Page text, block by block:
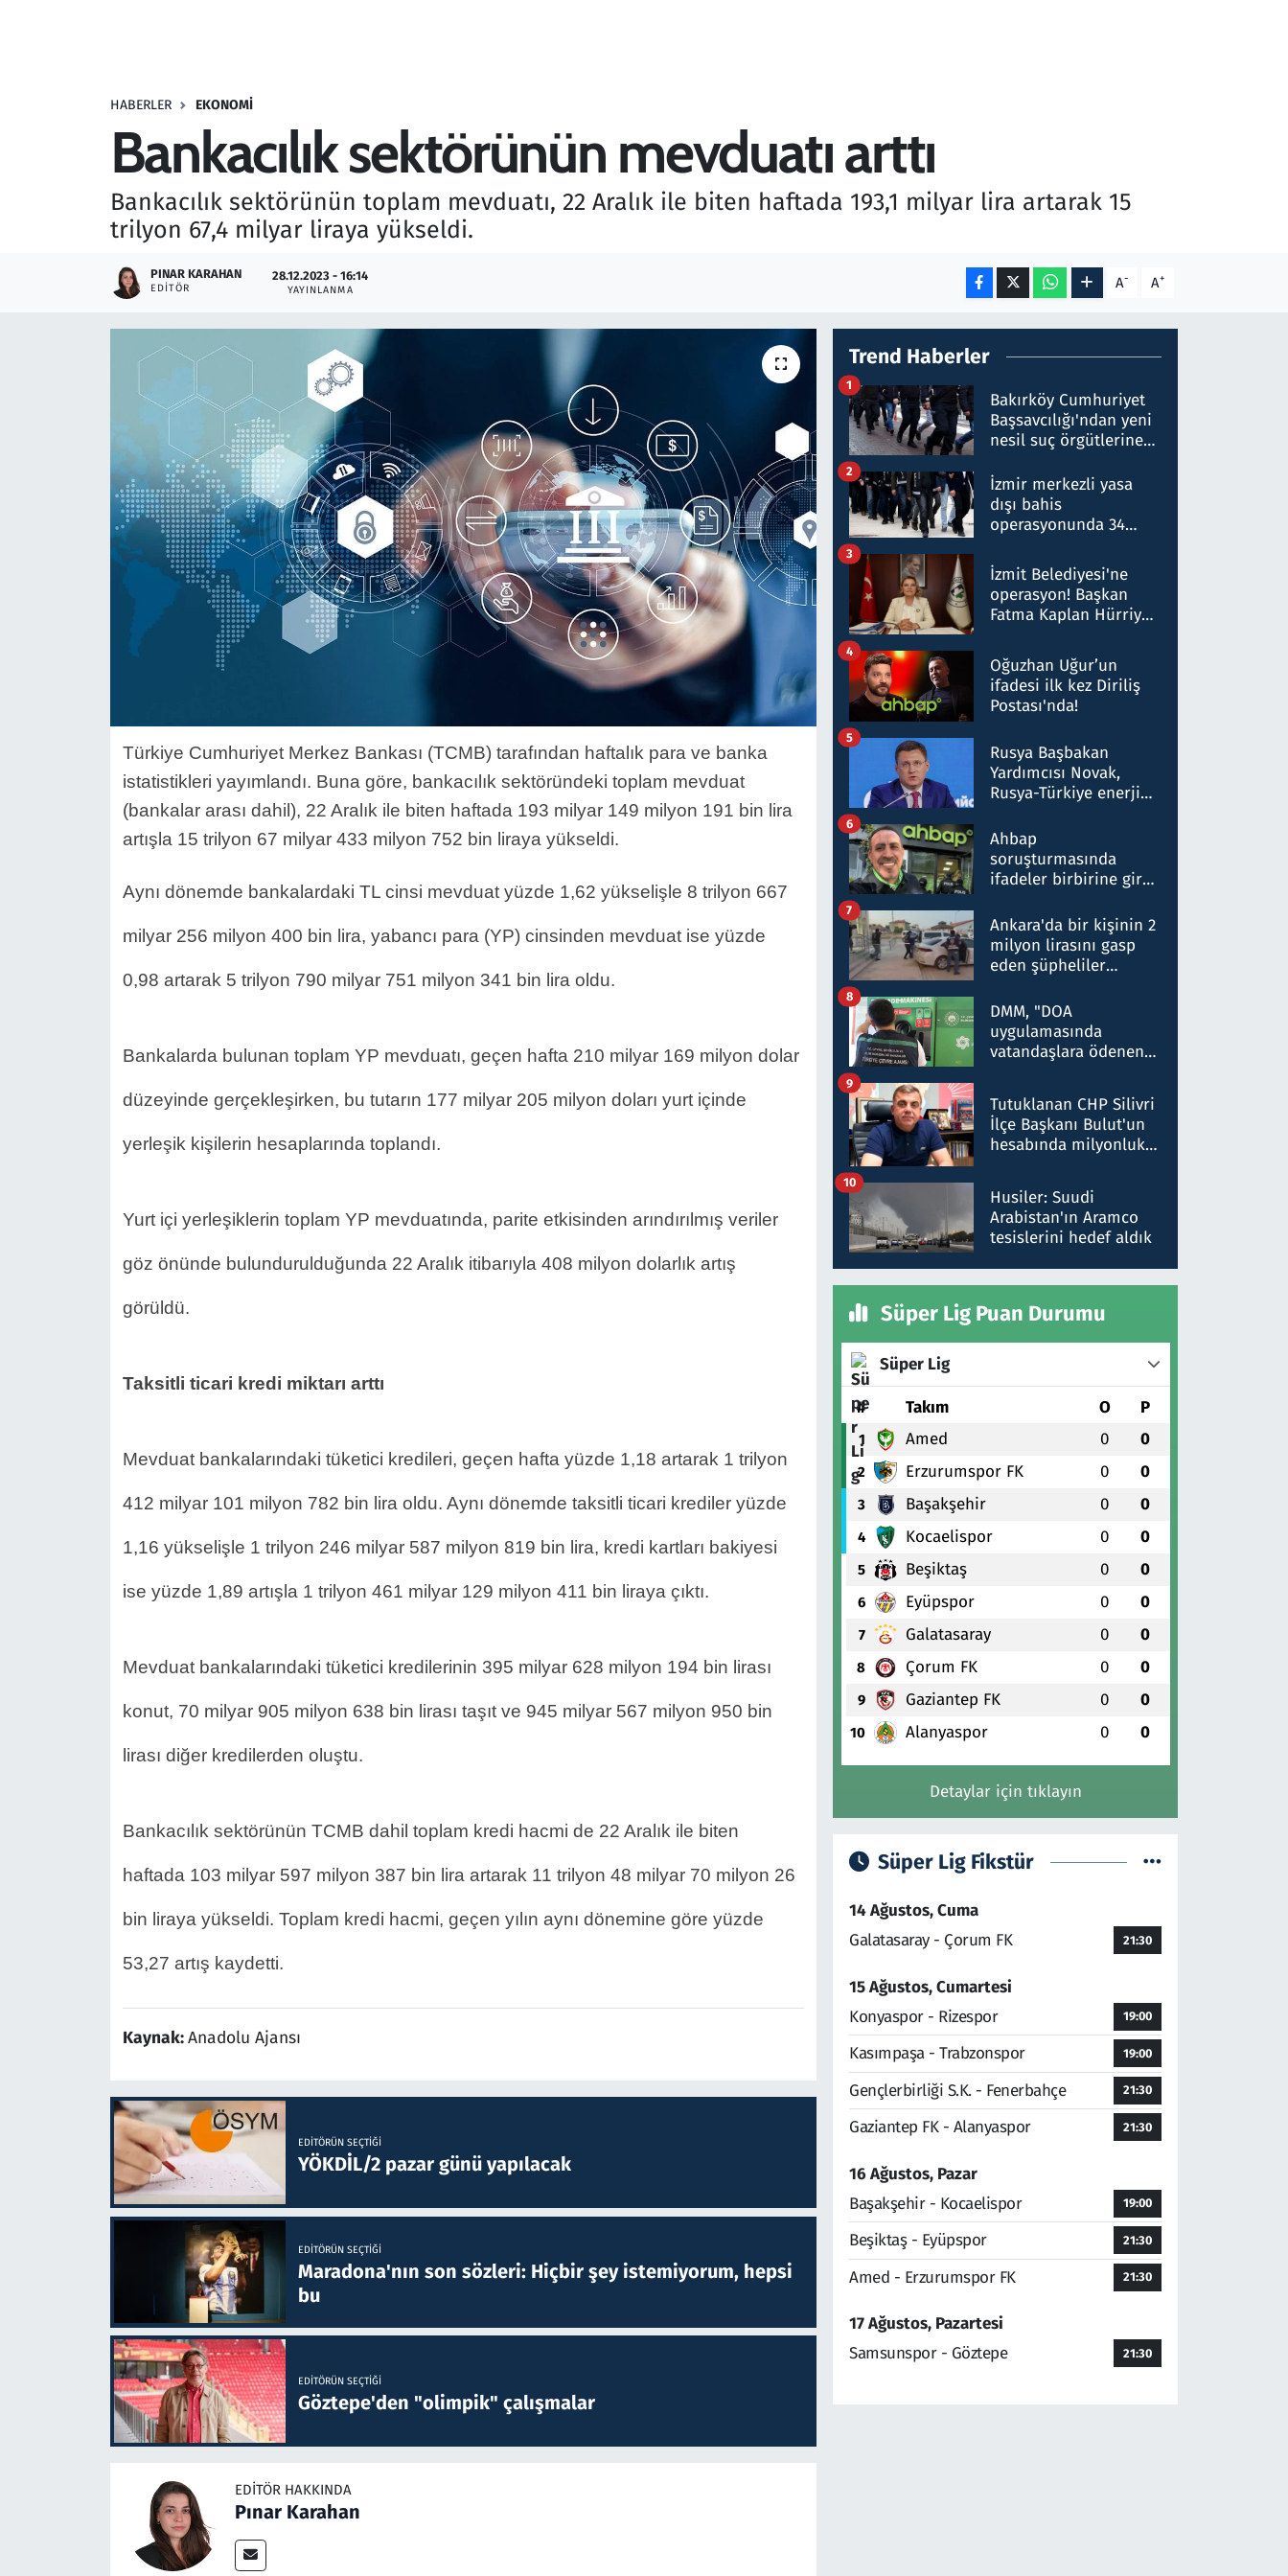
HABERLER EKONOMI
Bankacılık sektörünün mevduatı arttı
Bankacılık sektörünün toplam mevduatı, 22 Aralık ile biten haftada 193,1 milyar lira artarak 15
trilyon 67,4 milyar liraya yükseldi.
PINAR KARAHAN
EDITÖR
28.12.2023 - 16:14
YAYINLANMA A- A+
Türkiye Cumhuriyet Merkez Bankası (TCMB) tarafından haftalık para ve banka
istatistikleri yayımlandı. Buna göre, bankacılık sektöründeki toplam mevduat
(bankalar arası dahil), 22 Aralık ile biten haftada 193 milyar 149 milyon 191 bin lira
artışla 15 trilyon 67 milyar 433 milyon 752 bin liraya yükseldi.
Aynı dönemde bankalardaki TL cinsi mevduat yüzde 1,62 yükselişle 8 trilyon 667
milyar 256 milyon 400 bin lira, yabancı para (YP) cinsinden mevduat ise yüzde
0,98 artarak 5 trilyon 790 milyar 751 milyon 341 bin lira oldu.
Bankalarda bulunan toplam YP mevduatı, geçen hafta 210 milyar 169 milyon dolar
düzeyinde gerçekleşirken, bu tutarın 177 milyar 205 milyon doları yurt içinde
yerleşik kişilerin hesaplarında toplandı.
Yurt içi yerleşiklerin toplam YP mevduatında, parite etkisinden arındırılmış veriler
göz önünde bulundurulduğunda 22 Aralık itibarıyla 408 milyon dolarlık artış
görüldü.
Taksitli ticari kredi miktarı arttı
Mevduat bankalarındaki tüketici kredileri, geçen hafta yüzde 1,18 artarak 1 trilyon
412 milyar 101 milyon 782 bin lira oldu. Aynı dönemde taksitli ticari krediler yüzde
1,16 yükselişle 1 trilyon 246 milyar 587 milyon 819 bin lira, kredi kartları bakiyesi
ise yüzde 1,89 artışla 1 trilyon 461 milyar 129 milyon 411 bin liraya çıktı.
Mevduat bankalarındaki tüketici kredilerinin 395 milyar 628 milyon 194 bin lirası
konut, 70 milyar 905 milyon 638 bin lirası taşıt ve 945 milyar 567 milyon 950 bin
lirası diğer kredilerden oluştu.
Bankacılık sektörünün TCMB dahil toplam kredi hacmi de 22 Aralık ile biten
haftada 103 milyar 597 milyon 387 bin lira artarak 11 trilyon 48 milyar 70 milyon 26
bin liraya yükseldi. Toplam kredi hacmi, geçen yılın aynı dönemine göre yüzde
53,27 artış kaydetti.
Kaynak:Anadolu Ajansı
EDITÖRÜN SEÇTIĞI
YÖKDİL/2 pazar günü yapılacak
EDITÖRÜN SEÇTIĞI
Maradona'nın son sözleri: Hiçbir şey istemiyorum, hepsi
bu
EDITÖRÜN SEÇTIĞI
Göztepe'den "olimpik" çalışmalar
EDITÖR HAKKINDA
Pınar Karahan
Trend Haberler
Bakırköy Cumhuriyet
Başsavcılığı'ndan yeni
nesil suç örgütlerine
hakkında gözaltı kararı
1
İzmir merkezli yasa
dışı bahis
operasyonunda 34
Milyar liralık para
trafiği tespit edildi
2
İzmit Belediyesi'ne
operasyon! Başkan
Fatma Kaplan Hürriyet
3
Oğuzhan Uğur’un
ifadesi ilk kez Diriliş
Postası'nda!
4
Rusya Başbakan
Yardımcısı Novak,
Rusya-Türkiye enerji
nitelikte olduğunu
belirtti
5
Ahbap
soruşturmasında
ifadeler birbirine girdi:
ifadelerinden ortaya
çıkan tablo şok etti
6
Ankara'da bir kişinin 2
milyon lirasını gasp
eden şüpheliler
7
DMM, "DOA
uygulamasında
vatandaşlara ödenen
düşürüldüğü" iddiasını
yalanladı
8
Tutuklanan CHP Silivri
İlçe Başkanı Bulut'un
hesabında milyonluk
talimat verdi, ben
gönderdim
9
Husiler: Suudi
Arabistan'ın Aramco
tesislerini hedef aldık
10
Süper Lig Puan Durumu
Süper Lig
# Takım O P
1 Amed 0 0
2 Erzurumspor FK 0 0
3 Başakşehir 0 0
4 Kocaelispor 0 0
5 Beşiktaş 0 0
6 Eyüpspor 0 0
7 Galatasaray 0 0
8 Çorum FK 0 0
9 Gaziantep FK 0 0
10 Alanyaspor 0 0
Detaylar için tıklayın
Süper Lig Fikstür
14 Ağustos, Cuma
Galatasaray - Çorum FK
21:30
15 Ağustos, Cumartesi
Konyaspor - Rizespor
19:00
Kasımpaşa - Trabzonspor 19:00
Gençlerbirliği S.K. - Fenerbahçe 21:30
Gaziantep FK - Alanyaspor 21:30
16 Ağustos, Pazar
Başakşehir - Kocaelispor
19:00
Beşiktaş - Eyüpspor 21:30
Amed - Erzurumspor FK 21:30
17 Ağustos, Pazartesi
Samsunspor - Göztepe
21:30
Savunma Sanayi
Seçim 2023